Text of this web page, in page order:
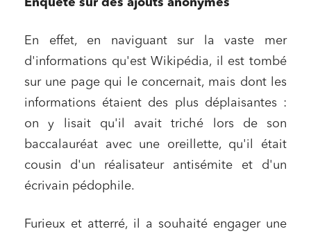
Enquête sur des ajouts anonymes
En effet, en naviguant sur la vaste mer
d'informations qu'est Wikipédia, il est tombé
sur une page qui le concernait, mais dont les
informations étaient des plus déplaisantes :
on y lisait qu'il avait triché lors de son
baccalauréat avec une oreillette, qu'il était
cousin d'un réalisateur antisémite et d'un
écrivain pédophile.
Furieux et atterré, il a souhaité engager une